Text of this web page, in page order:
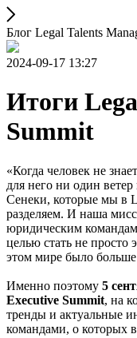
Блог Legal Talents
2024-09-17 13:27
Итоги
Summit
«Когда человек не
для него ни один
Сенеки, которые мы в
разделяем. И наша
юридическим командам
целью стать не
этом мире было
Именно поэтому 5
Executive Summit, на
тренды и актуальные
командами, о которых